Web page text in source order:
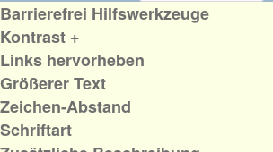
Barrierefrei Hilfswerkzeuge
Kontrast +
Links hervorheben
Größerer Text
Zeichen-Abstand
Schriftart